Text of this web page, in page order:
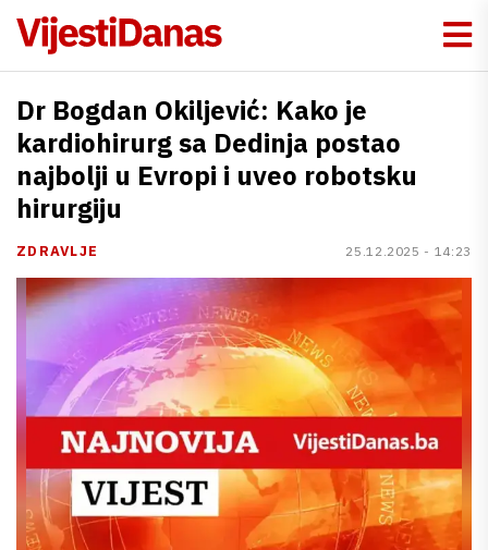
Dr Bogdan Okiljević: Kako je
kardiohirurg sa Dedinja postao
najbolji u Evropi i uveo robotsku
hirurgiju
ZDRAVLJE 25.12.2025 - 14:23